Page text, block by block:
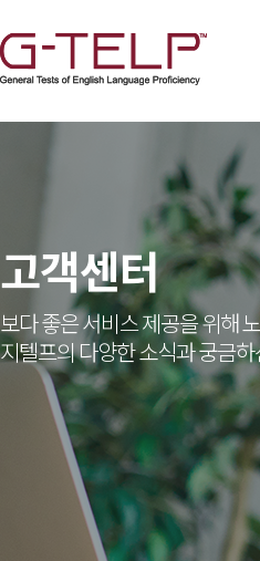
고객센터
보다 좋은 서비스 제공을 위해
지텔프의 다양한 소식과 궁금